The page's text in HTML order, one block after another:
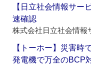
【日立社会情報サー
速確認
株式会社日立社会情報
【トーホー】災害
発電機で万全のBCP